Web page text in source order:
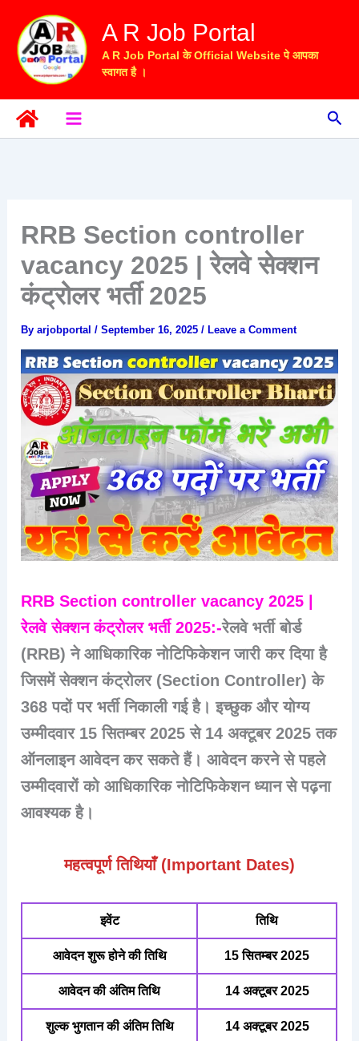
content
A R Job Portal
A R Job Portal के Official Website पे आपका
स्वागत है ।
RRB Section controller
vacancy 2025 | रेलवे सेक्शन
कंट्रोलर भर्ती 2025
Byarjobportal/September 16, 2025/ Leave a Comment
RRB Section controller vacancy 2025 |
रेलवे सेक्शन कंट्रोलर भर्ती 2025:-रेलवे भर्ती बोर्ड
(RRB) ने आधिकारिक नोटिफिकेशन जारी कर दिया है
जिसमेंसेक्शन कंट्रोलर (Section Controller) के
368 पदोंपर भर्ती निकाली गई है। इच्छुक और योग्य
उम्मीदवार 15 सितम्बर 2025 से 14 अक्टूबर 2025 तक
ऑनलाइन आवेदन कर सकते हैं। आवेदन करने से पहले
उम्मीदवारों को आधिकारिक नोटिफिकेशन ध्यान से पढ़ना
आवश्यक है।
महत्वपूर्ण तिथियाँ (Important Dates)
इवेंट तिथि
आवेदन शुरू होने की तिथि 15 सितम्बर 2025
आवेदन की अंतिम तिथि 14 अक्टूबर 2025
शुल्क भुगतान की अंतिम तिथि 14 अक्टूबर 2025